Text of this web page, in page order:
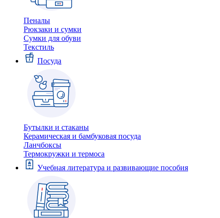
Пеналы
Рюкзаки и сумки
Сумки для обуви
Текстиль
Посуда
Бутылки и стаканы
Керамическая и бамбуковая посуда
Ланчбоксы
Термокружки и термоса
Учебная литература и развивающие пособия